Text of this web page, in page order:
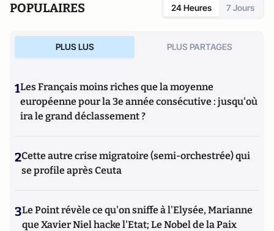
POPULAIRES 24 Heures 7 Jours
PLUS LUS PLUS PARTAGES
1Les Français moins riches que la moyenne
européenne pour la 3e année consécutive : jusqu'où
ira le grand déclassement ?
2Cette autre crise migratoire (semi-orchestrée) qui
se profile après Ceuta
3Le Point révèle ce qu'on sniffe à l'Elysée, Marianne
que Xavier Niel hacke l'Etat; Le Nobel de la Paix